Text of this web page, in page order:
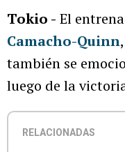
Tokio - El
Camacho-Quinn
también se
luego de la
RELACIONADAS